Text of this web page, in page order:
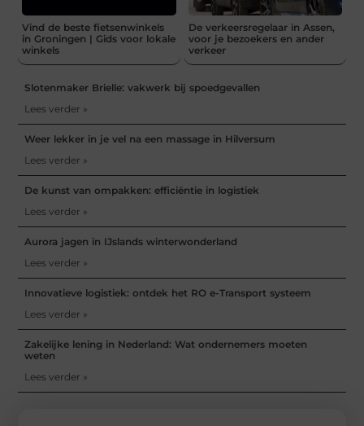
Vind de beste fietsenwinkels
in Groningen | Gids voor lokale
winkels
De verkeersregelaar in Assen,
voor je bezoekers en ander
verkeer
Slotenmaker Brielle: vakwerk bij spoedgevallen
Lees verder »
Weer lekker in je vel na een massage in Hilversum
Lees verder »
De kunst van ompakken: efficiëntie in logistiek
Lees verder »
Aurora jagen in IJslands winterwonderland
Lees verder »
Innovatieve logistiek: ontdek het RO e-Transport systeem
Lees verder »
Zakelijke lening in Nederland: Wat ondernemers moeten
weten
Lees verder »